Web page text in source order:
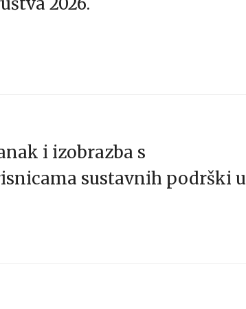
i izobrazba s
sustavnih podrški u